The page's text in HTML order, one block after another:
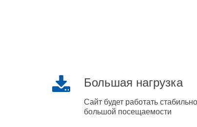
Большая нагрузка
Сайт будет работать
большой посещаемости